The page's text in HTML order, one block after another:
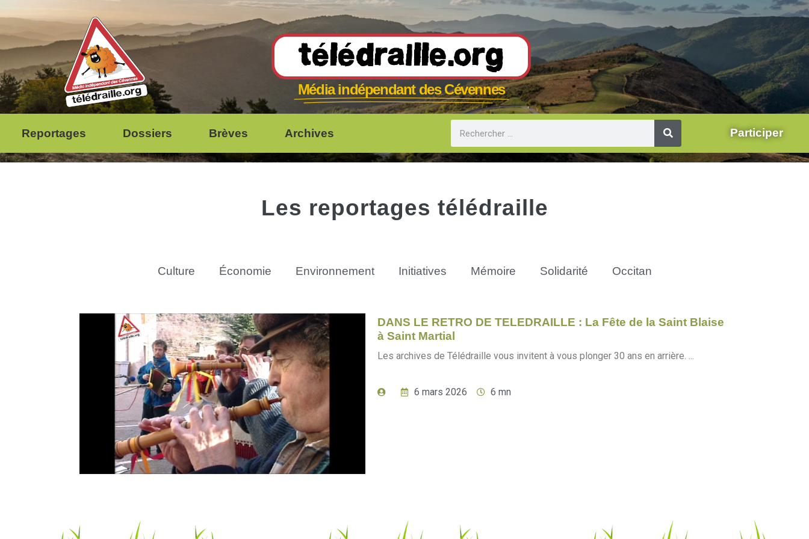
Télédraille.org
Média indépendant des Cévennes
Reportages Dossiers Brèves Archives Participer
Les reportages télédraille
Culture Économie Environnement Initiatives Mémoire Solidarité Occitan
DANS LE RETRO DE TELEDRAILLE : La Fête de la Saint Blaise
à Saint Martial
Les archives de Télédraille vous invitent à vous plonger 30 ans en arrière. ...
6 mars 2026 6 mn